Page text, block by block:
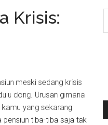
Krisis:
meski sedang krisis
dong. Urusan gimana
yang sekarang
pensiun tiba-tiba saja tak